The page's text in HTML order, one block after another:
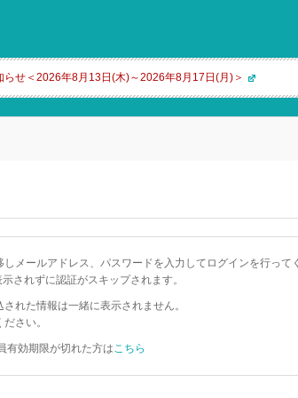
らせ＜2026年8月13日(木)～2026年8月17日(月)＞
メールアドレス、パスワードを入力してログインを行って
されずに認証がスキップされます。
れた情報は一緒に表示されません。
さい。
有効期限が切れた方はこちら